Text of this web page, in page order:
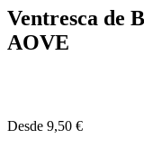
Ventresca de
AOVE
Desde 9,50 €